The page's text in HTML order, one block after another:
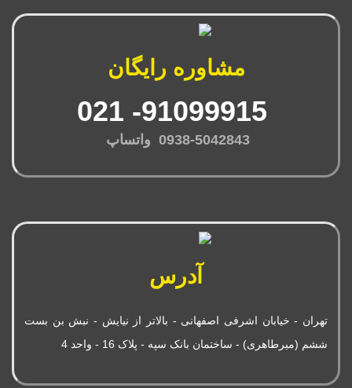
مشاوره رایگان
0938-5042843 واتساپ
آدرس
تهران - خیابان اشرفی اصفهانی - بالاتر از نیایش - نبش بن بست
ششم (میرطاهری) - ساختمان بانک سپه - پلاک 16 - واحد 4